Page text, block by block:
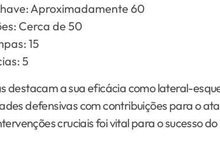
Aproximadamente 60
Cerca de 50
15
5
destacam a sua eficácia como lateral-
defensivas com contribuições para o
cruciais foi vital para o sucesso